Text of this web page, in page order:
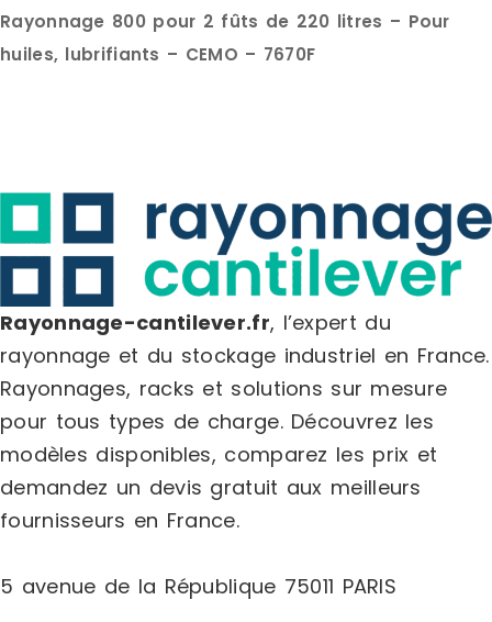
Rayonnage 800 pour 2 fûts de 220 litres – Pour
huiles, lubrifiants – CEMO – 7670F
Rayonnage-cantilever.fr, l’expert du
rayonnage et du stockage industriel en France.
Rayonnages, racks et solutions sur mesure
pour tous types de charge. Découvrez les
modèles disponibles, comparez les prix et
demandez un devis gratuit aux meilleurs
fournisseurs en France.
5 avenue de la République 75011 PARIS